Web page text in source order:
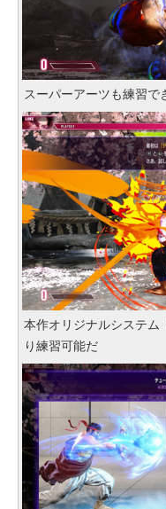
スーパーアーツも練習で
本作オリジナルシステム
り練習可能だ